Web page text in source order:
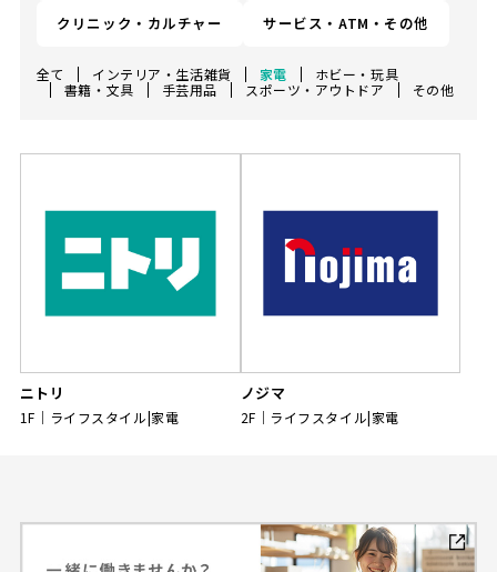
クリニック・カルチャー サービス・ATM・その他
全て インテリア・生活雑貨 家電
ホビー・玩具
書籍・文具
手芸用品 スポーツ・アウトドア その他
ニトリ
1F ライフスタイル|家電
ノジマ
2F ライフスタイル|家電